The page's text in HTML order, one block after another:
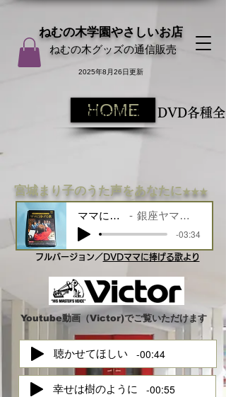
ねむの木学園やさしいお店
ねむの木グッズの通信販売
2025年8月26日更新
HOME
特別企画CD・DVD各種全
ママに捧げる詩
銀座ヤマハホール収録
-03:34
宮城まり子のうた声をあなたに ★★★
フルバージョン／ DVDママに捧げる歌より
Youtube動画（Victor)でご覧いただけます
聴かせてほしい -00:44
幸せは樹のように -00:55